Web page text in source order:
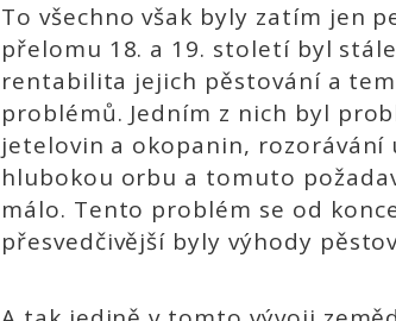
To všechno však byly zatím jen
přelomu 18. a 19. století byl
rentabilita jejich pěstování a
problémů. Jedním z nich byl
jetelovin a okopanin,
hlubokou orbu a tomuto
málo. Tento problém se od
přesvedčivější byly výhody